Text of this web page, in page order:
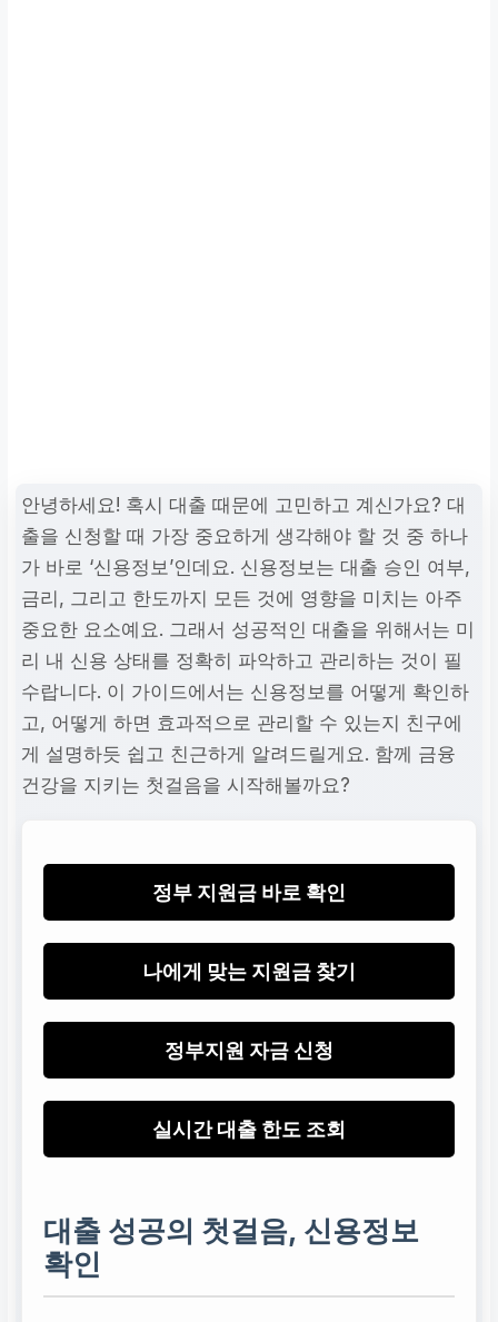
안녕하세요! 혹시 대출 때문에 고민하고 계신가요? 대
출을 신청할 때 가장 중요하게 생각해야 할 것 중 하나
가 바로 ‘신용정보’인데요. 신용정보는 대출 승인 여부,
금리, 그리고 한도까지 모든 것에 영향을 미치는 아주
중요한 요소예요. 그래서 성공적인 대출을 위해서는 미
리 내 신용 상태를 정확히 파악하고 관리하는 것이 필
수랍니다. 이 가이드에서는 신용정보를 어떻게 확인하
고, 어떻게 하면 효과적으로 관리할 수 있는지 친구에
게 설명하듯 쉽고 친근하게 알려드릴게요. 함께 금융
건강을 지키는 첫걸음을 시작해볼까요?
정부 지원금 바로 확인
나에게 맞는 지원금 찾기
정부지원 자금 신청
실시간 대출 한도 조회
대출 성공의 첫걸음, 신용정보
확인